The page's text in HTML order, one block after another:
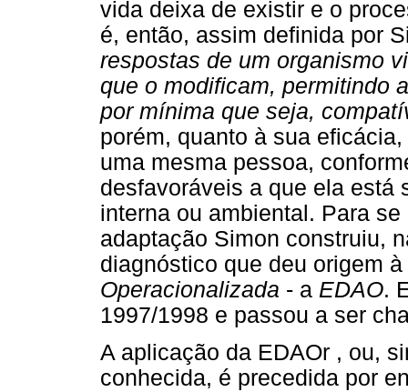
vida deixa de existir e o
é, então, assim definida por
respostas de um organismo
que o modificam, permitindo
por mínima que seja,
porém, quanto à sua
uma mesma pessoa,
desfavoráveis a que ela está
interna ou ambiental. Para
adaptação Simon construiu,
diagnóstico que deu origem à
Operacionalizada - a EDAO.
1997/1998 e passou a ser
A aplicação da EDAOr , ou,
conhecida, é precedida por